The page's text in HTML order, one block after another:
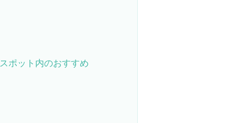
スポット内のおすすめ